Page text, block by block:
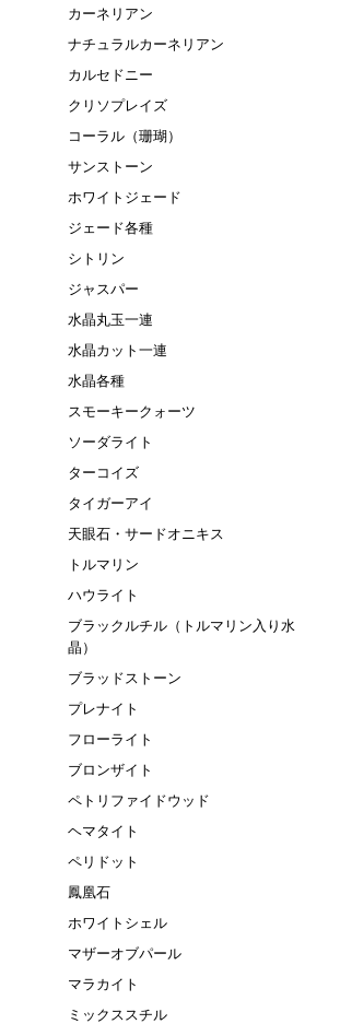
カーネリアン
ナチュラルカーネリアン
カルセドニー
クリソプレイズ
コーラル（珊瑚）
サンストーン
ホワイトジェード
ジェード各種
シトリン
ジャスパー
水晶丸玉一連
水晶カット一連
水晶各種
スモーキークォーツ
ソーダライト
ターコイズ
タイガーアイ
天眼石・サードオニキス
トルマリン
ハウライト
ブラックルチル（トルマリン入り水
晶）
ブラッドストーン
プレナイト
フローライト
ブロンザイト
ペトリファイドウッド
ヘマタイト
ペリドット
鳳凰石
ホワイトシェル
マザーオブパール
マラカイト
ミックススチル